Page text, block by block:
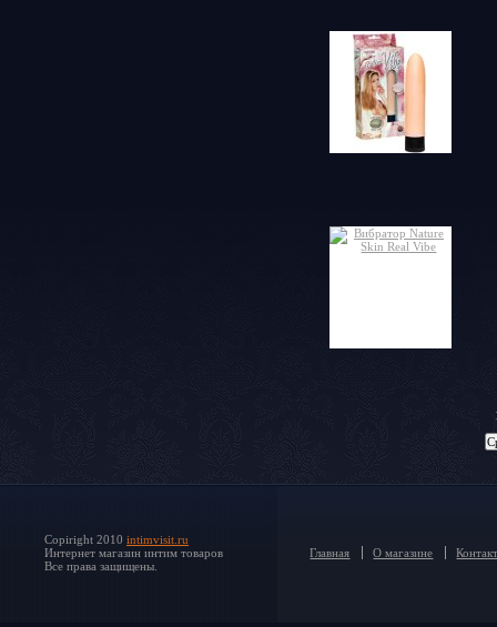
Copiright 2010 intimvisit.ru
Интернет магазин интим товаров
Все права защищены.
Главная О магазине